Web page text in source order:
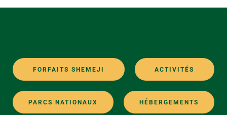
FORFAITS SHEMEJI ACTIVITÉS
PARCS NATIONAUX HÉBERGEMENTS